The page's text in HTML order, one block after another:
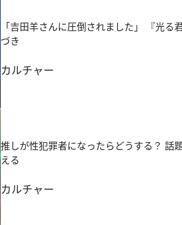
「吉田羊さんに圧倒されました」 『光
づき
カルチャー
推しが性犯罪者になったらどうする？ 話
える
カルチャー